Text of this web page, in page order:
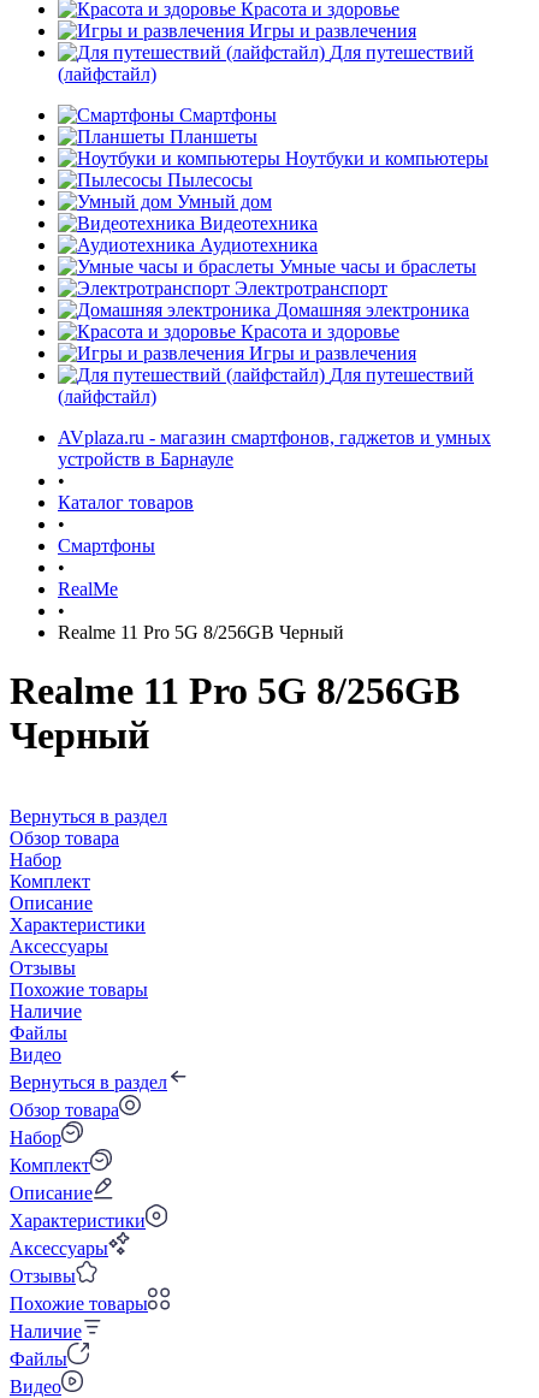
Красота и здоровье
Игры и развлечения
Для путешествий
(лайфстайл)
Смартфоны
Планшеты
Ноутбуки и компьютеры
Пылесосы
Умный дом
Видеотехника
Аудиотехника
Умные часы и браслеты
Электротранспорт
Домашняя электроника
Красота и здоровье
Игры и развлечения
Для путешествий
(лайфстайл)
AVplaza.ru - магазин смартфонов, гаджетов и умных
устройств в Барнауле
•
Каталог товаров
•
Смартфоны
•
RealMe
•
Realme 11 Pro 5G 8/256GB Черный
Realme 11 Pro 5G 8/256GB
Черный
Вернуться в раздел
Обзор товара
Набор
Комплект
Описание
Характеристики
Аксессуары
Отзывы
Похожие товары
Наличие
Файлы
Видео
Вернуться в раздел
Обзор товара
Набор
Комплект
Описание
Характеристики
Аксессуары
Отзывы
Похожие товары
Наличие
Файлы
Видео
раз в 2 недели